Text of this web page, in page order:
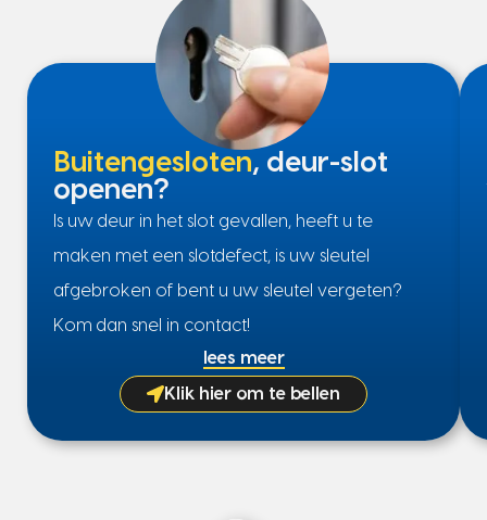
Buitengesloten, deur-slot
openen?
Is uw deur in het slot gevallen, heeft u te
maken met een slotdefect, is uw sleutel
afgebroken of bent u uw sleutel vergeten?
Kom dan snel in contact!
lees meer
Klik hier om te bellen